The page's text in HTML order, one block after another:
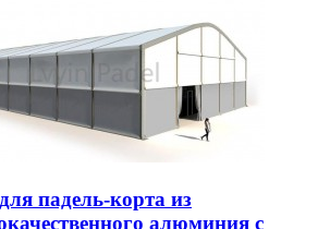
падель-корта из
алюминия с